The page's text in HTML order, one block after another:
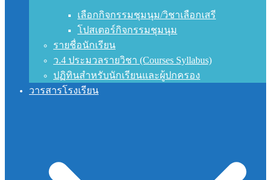
เลือกกิจกรรมชุมนุม/วิชาเลือกเสรี
โปสเตอร์กิจกรรมชุมนุม
รายชื่อนักเรียน
ว.4 ประมวลรายวิชา (Courses Syllabus)
ปฏิทินสำหรับนักเรียนและผู้ปกครอง
วารสารโรงเรียน